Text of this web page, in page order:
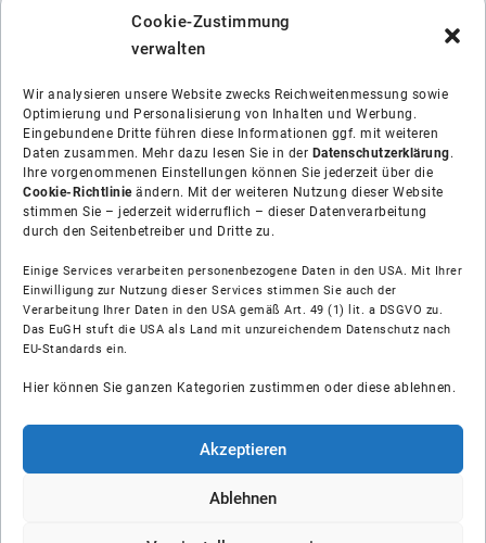
Cookie-Zustimmung
verwalten
Wir analysieren unsere Website zwecks Reichweitenmessung sowie
Optimierung und Personalisierung von Inhalten und Werbung.
Eingebundene Dritte führen diese Informationen ggf. mit weiteren
Daten zusammen. Mehr dazu lesen Sie in der Datenschutzerklärung.
Ihre vorgenommenen Einstellungen können Sie jederzeit über die
Cookie-Richtlinieändern. Mit der weiteren Nutzung dieser Website
stimmen Sie – jederzeit widerruflich – dieser Datenverarbeitung
durch den Seitenbetreiber und Dritte zu.
Einige Services verarbeiten personenbezogene Daten in den USA. Mit Ihrer
Einwilligung zur Nutzung dieser Services stimmen Sie auch der
Verarbeitung Ihrer Daten in den USA gemäß Art. 49 (1) lit. a DSGVO zu.
Das EuGH stuft die USA als Land mit unzureichendem Datenschutz nach
EU-Standards ein.
Hier können Sie ganzen Kategorien zustimmen oder diese ablehnen.
Akzeptieren
Ablehnen
Über uns
Soziale Medien